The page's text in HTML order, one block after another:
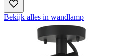
Bekijk alles in wandlamp